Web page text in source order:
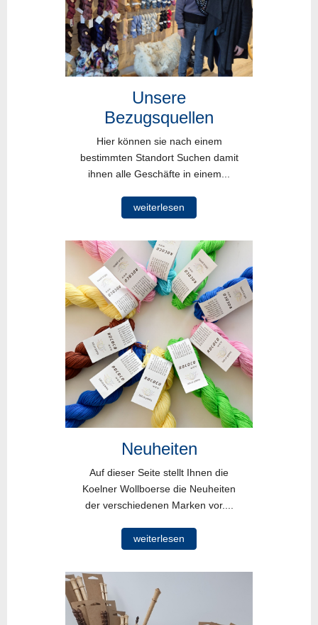
Unsere
Bezugsquellen
Hier können sie nach einem
bestimmten Standort Suchen damit
ihnen alle Geschäfte in einem...
weiterlesen
Neuheiten
Auf dieser Seite stellt Ihnen die
Koelner Wollboerse die Neuheiten
der verschiedenen Marken vor....
weiterlesen